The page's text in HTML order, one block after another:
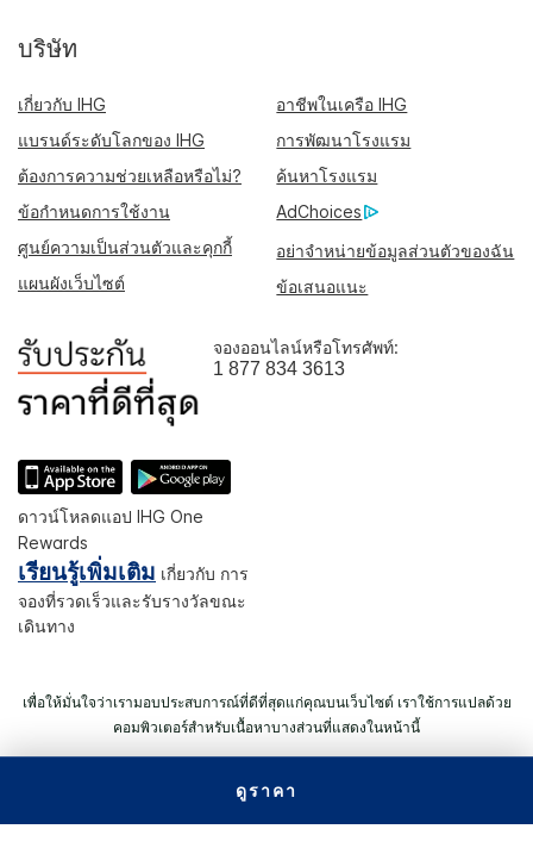
ดูราคา
บริษัท
เกี่ยวกับ IHG
อาชีพในเครือ IHG
แบรนด์ระดับโลกของ IHG
การพัฒนาโรงแรม
ต้องการความช่วยเหลือหรือไม่?
ค้นหาโรงแรม
ข้อกำหนดการใช้งาน
AdChoices
ศูนย์ความเป็นส่วนตัวและคุกกี้
อย่าจำหน่ายข้อมูลส่วนตัวของฉัน
แผนผังเว็บไซต์
ข้อเสนอแนะ
จองออนไลน์หรือโทรศัพท์:
1 877 834 3613
ดาวน์โหลดแอป IHG One
Rewards
เรียนรู้เพิ่มเติม เกี่ยวกับ การ
จองที่รวดเร็วและรับรางวัลขณะ
เดินทาง
เพื่อให้มั่นใจว่าเรามอบประสบการณ์ที่ดีที่สุดแก่คุณบนเว็บไซต์ เราใช้การแปลด้วย
คอมพิวเตอร์สำหรับเนื้อหาบางส่วนที่แสดงในหน้านี้
© 2026 IHG สงวนลิขสิทธิ์ โรงแรมส่วนใหญ่ถือกรรมสิทธิ์ และดำเนิน